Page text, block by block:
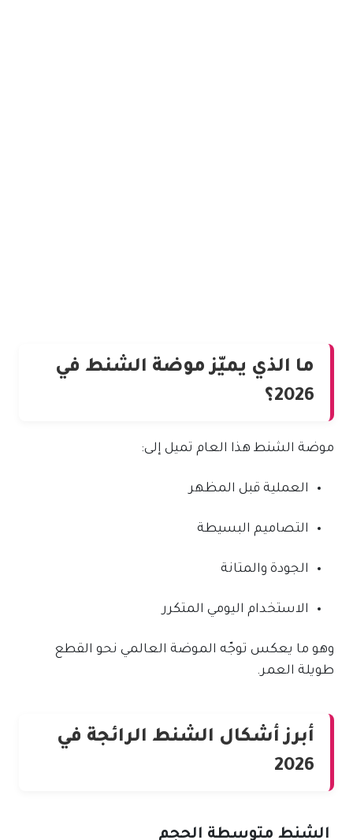
ما الذي يميّز موضة الشنط في
2026؟
موضة الشنط هذا العام تميل إلى:
العملية قبل المظهر
التصاميم البسيطة
الجودة والمتانة
الاستخدام اليومي المتكرر
وهو ما يعكس توجّه الموضة العالمي نحو القطع
طويلة العمر.
أبرز أشكال الشنط الرائجة في
2026
الشنط متوسطة الحجم